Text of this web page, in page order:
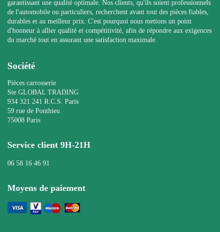
garantissant une qualité optimale. Nos clients, qu'ils soient professionnels
de l'automobile ou particuliers, recherchent avant tout des pièces fiables,
durables et au meilleur prix. C'est pourquoi nous mettons un point
d'honneur à allier qualité et compétitivité, afin de répondre aux exigences
du marché tout en assurant une satisfaction maximale.
Société
Pièces carrosserie
Ste GLOBAL TRADING
934 321 241 R.C.S. Paris
59 rue de Ponthieu
75008 Paris
Service client 9H-21H
06 58 16 46 91
Moyens de paiement